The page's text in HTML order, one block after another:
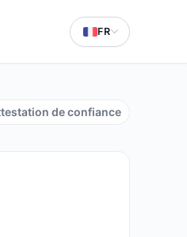
FR
de confiance